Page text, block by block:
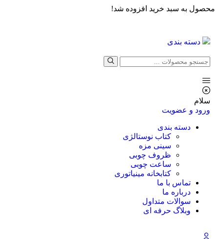
محصول به سبد خرید افزوده شد!
دسته بندی
سلام
ورود و عضویت
دسته بندی
کتاب نوستالژی
سینی مزه
ظروف چوبی
ساعت چوبی
کتابخانه مینیاتوری
تماس با ما
درباره ما
سوالات متداول
وبلاگ حرفه ای